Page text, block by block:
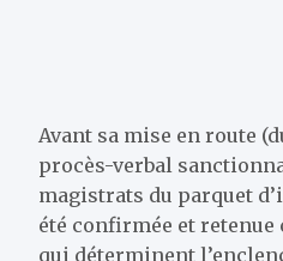
Avant sa mise en route
procès-verbal
magistrats du parquet
été confirmée et retenue
qui déterminent